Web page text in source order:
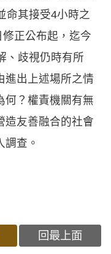
命其接受4小時之
正公布起，迄今
、歧視仍時有所
進出上述場所之情
何？權責機關有無
造友善融合的社會
查。
回最上面